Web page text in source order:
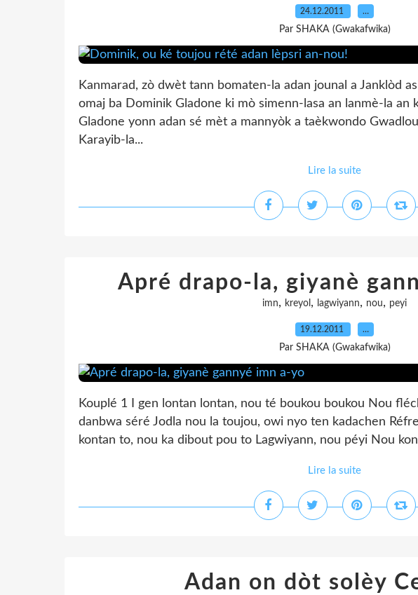
24.12.2011 …
Par SHAKA (Gwakafwika)
Kanmarad, zò dwèt tann bomaten-la adan jounal a Janklòd
omaj ba Dominik Gladone ki mò simenn-lasa an lanmè-la an
Gladone yonn adan sé mèt a mannyòk a taèkwondo
Karayib-la...
Lire la suite
Apré drapo-la, giyanè
imn, kreyol , lagwiyann, nou, peyi
19.12.2011 …
Par SHAKA (Gwakafwika)
Kouplé 1 I gen lontan lontan, nou té boukou boukou Nou
danbwa séré Jodla nou la toujou, owi nyo ten kadachen
kontan to, nou ka dibout pou to Lagwiyann, nou péyi Nou
Lire la suite
Adan on dòt solèy